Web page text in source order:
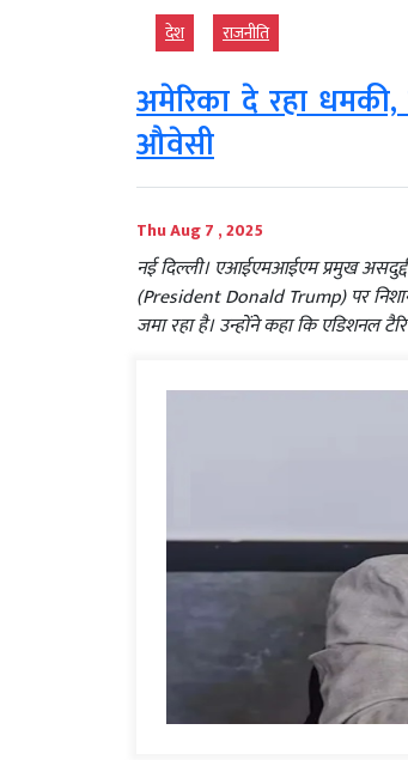
देश राजनीति
अमेरिका दे रहा
औवेसी
Thu Aug 7 , 2025
नई दिल्ली। एआईएमआईएम प्रमुख
(President Donald Trump) पर
जमा रहा है। उन्होंने कहा कि एडिशनल